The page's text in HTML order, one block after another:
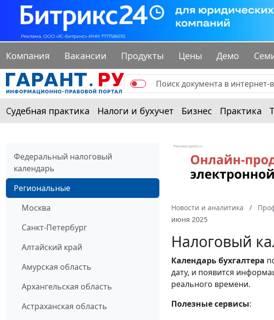
Компания Вакансии Продукты Цены Демо
Судебная практика Налоги и бухучет Бизнес Практика
Федеральный налоговый
календарь
Региональные
Москва
Санкт-Петербург
Алтайский край
Амурская область
Архангельская область
Астраханская область
Новости и аналитика
июня 2025
Налоговый
Календарьбухгалтера
дату, и появится
реального времени.
Полезные сервисы: